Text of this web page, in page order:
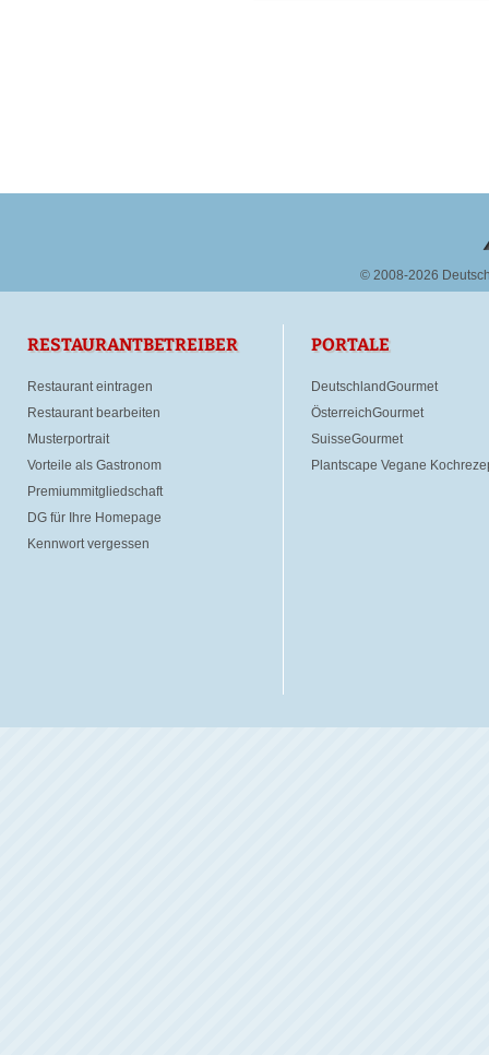
© 2008-2026
RESTAURANTBETREIBER
Restaurant eintragen
Restaurant bearbeiten
Musterportrait
Vorteile als Gastronom
Premiummitgliedschaft
DG für Ihre Homepage
Kennwort vergessen
PORTALE
DeutschlandGourmet
ÖsterreichGourmet
SuisseGourmet
Plantscape Vegane